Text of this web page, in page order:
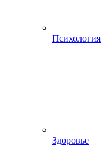
Психология
Здоровье